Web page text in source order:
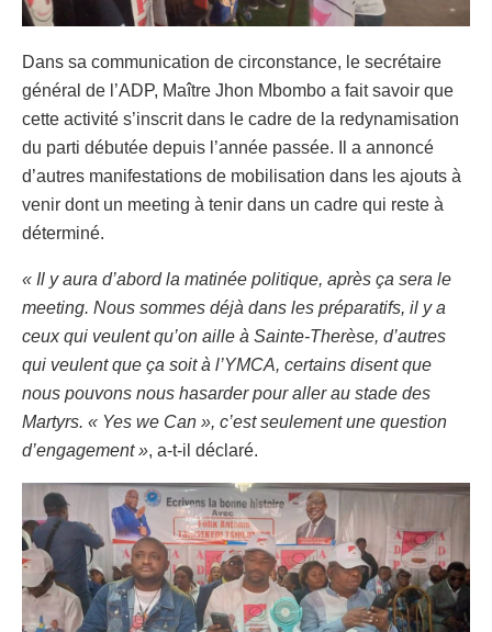
Dans sa communication de circonstance, le secrétaire
général de l’ADP, Maître Jhon Mbombo a fait savoir que
cette activité s’inscrit dans le cadre de la redynamisation
du parti débutée depuis l’année passée. Il a annoncé
d’autres manifestations de mobilisation dans les ajouts à
venir dont un meeting à tenir dans un cadre qui reste à
déterminé.
« Il y aura d’abord la matinée politique, après ça sera le
meeting. Nous sommes déjà dans les préparatifs, il y a
ceux qui veulent qu’on aille à Sainte-Therèse, d’autres
qui veulent que ça soit à l’YMCA, certains disent que
nous pouvons nous hasarder pour aller au stade des
Martyrs. « Yes we Can », c’est seulement une question
d’engagement », a-t-il déclaré.